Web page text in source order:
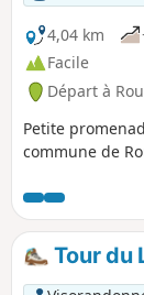
4,04 km
Facile
Départ à
Petite
commune de
Tour du